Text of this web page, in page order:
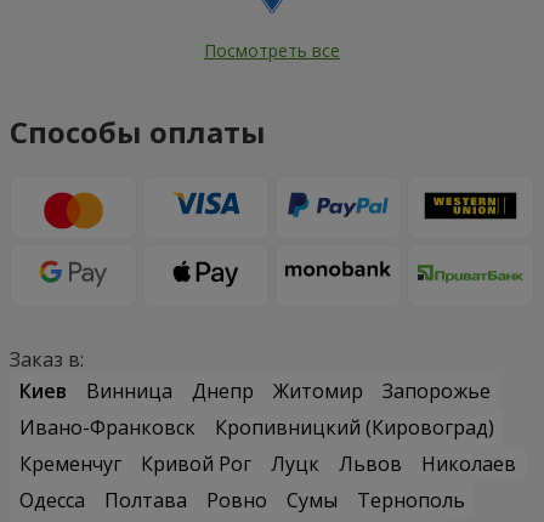
Посмотреть все
Способы оплаты
Заказ в:
Киев
Винница Днепр Житомир
Запорожье
Ивано-Франковск
Кропивницкий (Кировоград)
Кременчуг
Кривой Рог Луцк Львов
Николаев
Одесса
Полтава Ровно Сумы
Тернополь